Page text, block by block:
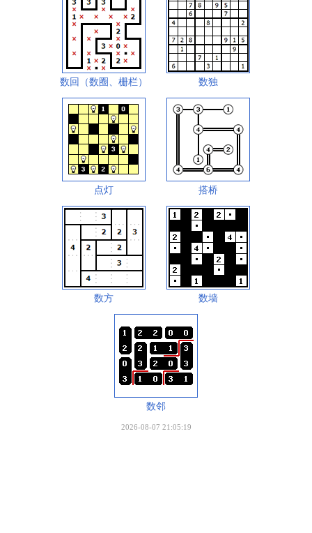
数回（数圈、栅栏） 数独
点灯 搭桥
数方 数墙
数邻
2026-08-07 21:05:19